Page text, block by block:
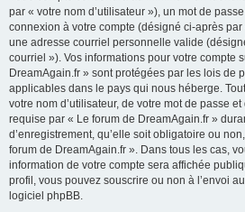
par « votre nom d’utilisateur »), un mot de
connexion à votre compte (désigné ci-après
une adresse courriel personnelle valide
courriel »). Vos informations pour votre compte
DreamAgain.fr » sont protégées par les lois de
applicables dans le pays qui nous héberge.
votre nom d’utilisateur, de votre mot de passe
requise par « Le forum de DreamAgain.fr »
d’enregistrement, qu’elle soit obligatoire ou
forum de DreamAgain.fr ». Dans tous les cas,
information de votre compte sera affichée
profil, vous pouvez souscrire ou non à l’envoi
logiciel phpBB.